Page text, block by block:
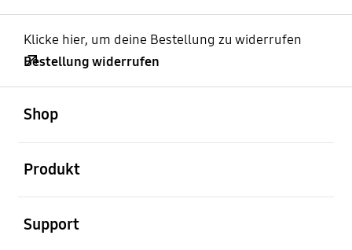
Klicke hier, um deine Bestellung zu widerrufen
Bestellung widerrufen
Shop
Produkt
Support